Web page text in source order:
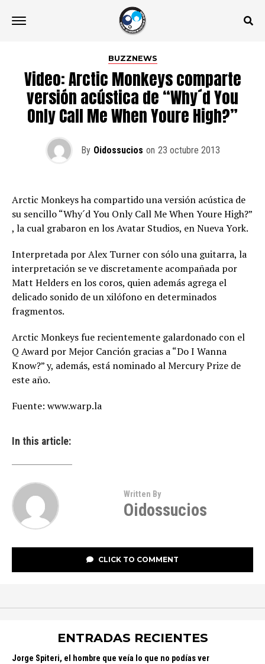
BUZZNEWS
Video: Arctic Monkeys comparte
versión acústica de “Why´d You
Only Call Me When Youre High?”
By Oidossucios on 23 octubre 2013
Arctic Monkeys ha compartido una versión acústica de
su sencillo “Why´d You Only Call Me When Youre High?”
, la cual grabaron en los Avatar Studios, en Nueva York.
Interpretada por Alex Turner con sólo una guitarra, la
interpretación se ve discretamente acompañada por
Matt Helders en los coros, quien además agrega el
delicado sonido de un xilófono en determinados
fragmentos.
Arctic Monkeys fue recientemente galardonado con el
Q Award por Mejor Canción gracias a “Do I Wanna
Know?” y, además, está nominado al Mercury Prize de
este año.
Fuente: www.warp.la
In this article:
Written By
Oidossucios
CLICK TO COMMENT
ENTRADAS RECIENTES
Jorge Spiteri, el hombre que veía lo que no podías ver